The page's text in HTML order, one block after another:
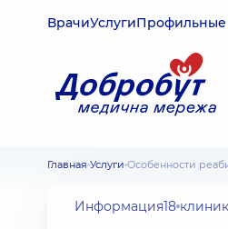
ВрачиУслугиПрофильные
Главная Услуги Особенности
Информация18 клиник